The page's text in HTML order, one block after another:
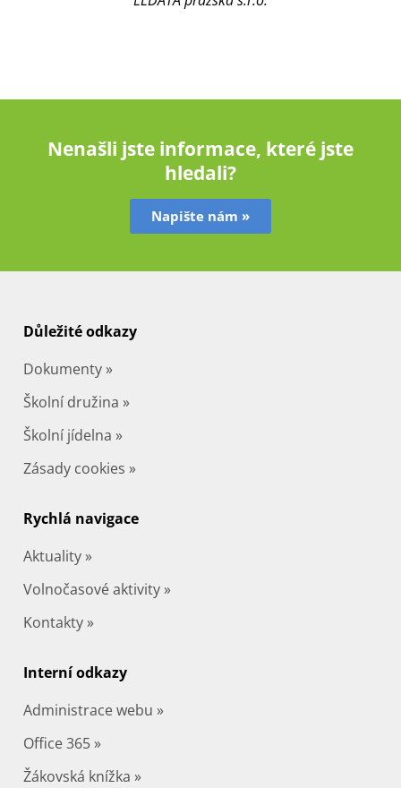
Nenašli jste informace, které jste
hledali?
Napište nám »
Důležité odkazy
Dokumenty »
Školní družina »
Školní jídelna »
Zásady cookies »
Rychlá navigace
Aktuality »
Volnočasové aktivity »
Kontakty »
Interní odkazy
Administrace webu »
Office 365 »
Žákovská knížka »